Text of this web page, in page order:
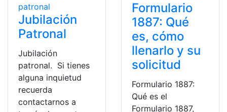
Jubilación
Patronal
Jubilación
patronal. Si tienes
alguna inquietud
recuerda
contactarnos a
Formulario
1887: Qué
es, cómo
llenarlo y su
solicitud
Formulario 1887:
Qué es el
Formulario 1887,